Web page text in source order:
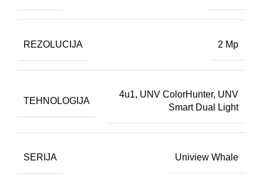
REZOLUCIJA 2 Mp
TEHNOLOGIJA
4u1, UNV ColorHunter, UNV
Smart Dual Light
SERIJA Uniview Whale